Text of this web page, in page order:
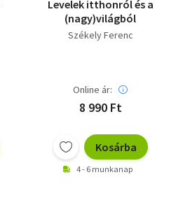
Levelek itthonról és a
(nagy)világból
Székely Ferenc
Online ár:
8 990 Ft
Kosárba
4 - 6 munkanap